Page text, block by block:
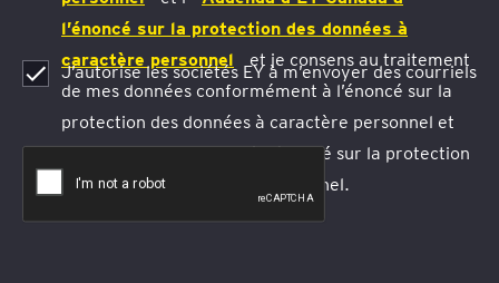
l’énoncé sur la protection des données à
caractère personnel
et je consens au traitement
de mes données conformément à l’énoncé sur la
protection des données à caractère personnel et
l’Addenda d’EY Canada à l’énoncé sur la protection
des données à caractère personnel.
J’autorise les sociétés EY à m’envoyer des courriels